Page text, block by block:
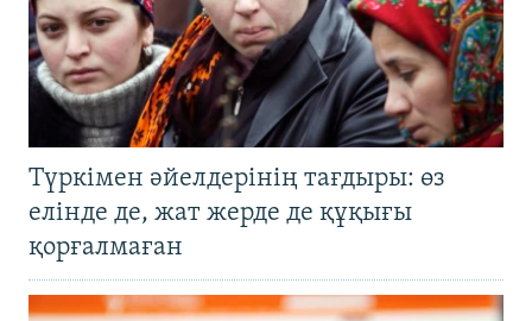
Түркімен әйелдерінің тағдыры: өз
елінде де, жат жерде де құқығы
қорғалмаған